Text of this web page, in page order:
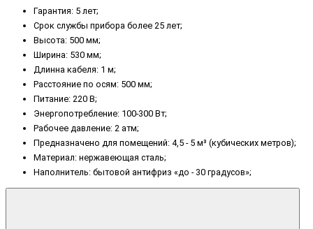
Гарантия: 5 лет;
Срок службы прибора более 25 лет;
Высота: 500 мм;
Ширина: 530 мм;
Длинна кабеля: 1 м;
Расстояние по осям: 500 мм;
Питание: 220 В;
Энергопотребление: 100-300 Вт;
Рабочее давление: 2 атм;
Предназначено для помещений: 4,5 - 5 м³ (кубических метров);
Материал: нержавеющая сталь;
Наполнитель: бытовой антифриз «до - 30 градусов»;